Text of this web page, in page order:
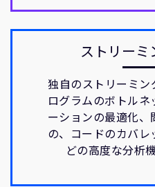
ストリーミ
独自のストリーミ
ログラムのボトル
ーションの最適化
の、コードのカバ
どの高度な分析